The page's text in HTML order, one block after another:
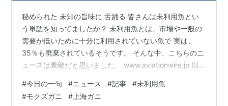
秘められた 未知の旨味に 舌踊る 皆さんは未利用魚とい
う単語を知ってましたか？ 未利用魚とは、市場や一般の
需要が低いために十分に利用されていない魚で 実は、
35％も廃棄されているそうです。 そんな中、こちらのニ
ュースは素敵だと思いました。 www.aviationwire.jp 以
未利用資源「モクズガニ」 の商品化を目指す試食会が、
ピーチ・アビエーション（APJ/MM）と 連携協定を結ぶ
#今日の一句 #ニュース #記事 #未利用魚
#モクズガニ # 上海ガニ